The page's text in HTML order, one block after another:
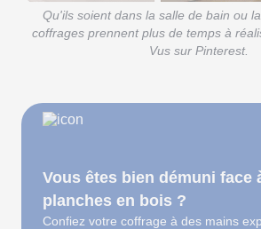
Qu'ils soient dans la salle de bain ou
coffrages prennent plus de temps à
Vus sur Pinterest.
Vous êtes bien démuni face
planches en bois ?
Confiez votre coffrage à des mains